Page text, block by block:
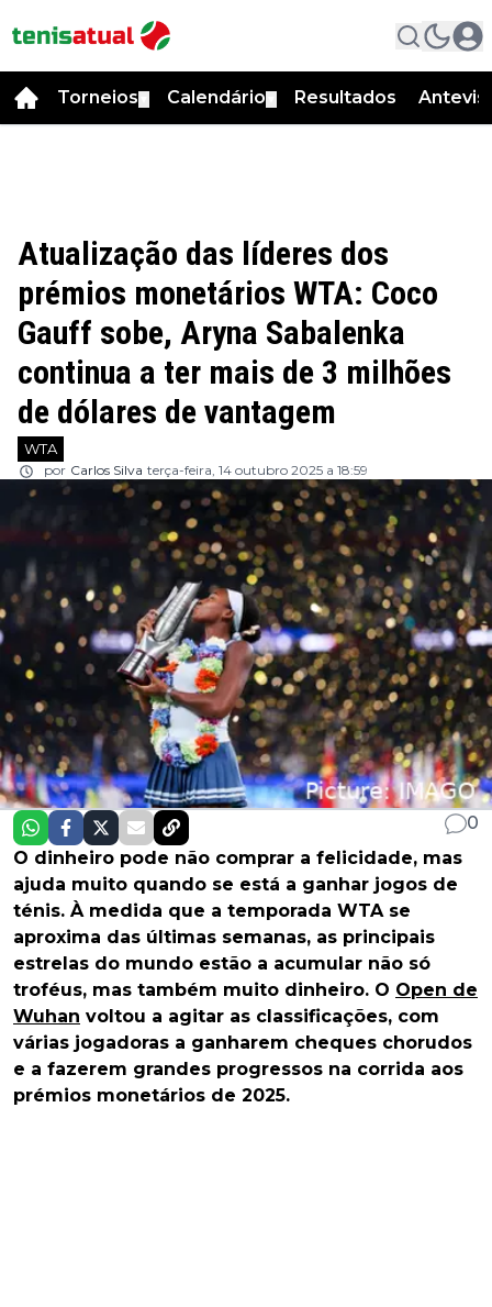
Torneios Calendário Resultados
Atualização das líderes dos
prémios monetários WTA: Coco
Gauff sobe, Aryna Sabalenka
continua a ter mais de 3 milhões
de dólares de vantagem
WTA
por Carlos Silva terça-feira, 14 outubro 2025 a 18:59
0
O dinheiro pode não comprar a felicidade, mas
ajuda muito quando se está a ganhar jogos de
ténis. À medida que a temporada WTA se
aproxima das últimas semanas, as principais
estrelas do mundo estão a acumular não só
troféus, mas também muito dinheiro. O Open de
Wuhan voltou a agitar as classificações, com
várias jogadoras a ganharem cheques chorudos
e a fazerem grandes progressos na corrida aos
prémios monetários de 2025.